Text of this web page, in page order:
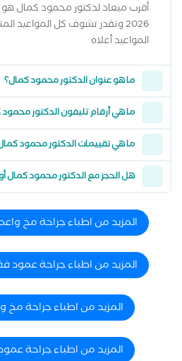
2026 وتقدر تشوف كل المواعيد
المواعيد أعلاه
ما هو عنوان الدكتور محمود كمال؟
ما هي أرقام تليفون الدكتور
ما هي تقييمات الدكتور محمود
هل الحجز مع الدكتور محمود كمال
المزيد من اطباء جراحة مخ
المزيد من اطباء جراحة
المزيد من اطباء جراحة مخ
المزيد من اطباء جراحة